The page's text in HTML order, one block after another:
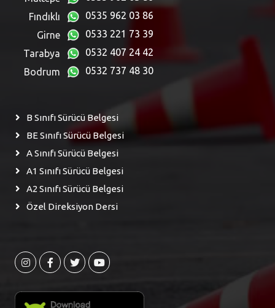
Fındıklı
0535 962 03 86
Girne
0533 221 73 39
Tarabya
0532 407 24 42
Bodrum
0532 737 48 30
B Sınıfı Sürücü Belgesi
BE Sınıfı Sürücü Belgesi
A Sınıfı Sürücü Belgesi
A1 Sınıfı Sürücü Belgesi
A2 Sınıfı Sürücü Belgesi
Özel Direksiyon Dersi